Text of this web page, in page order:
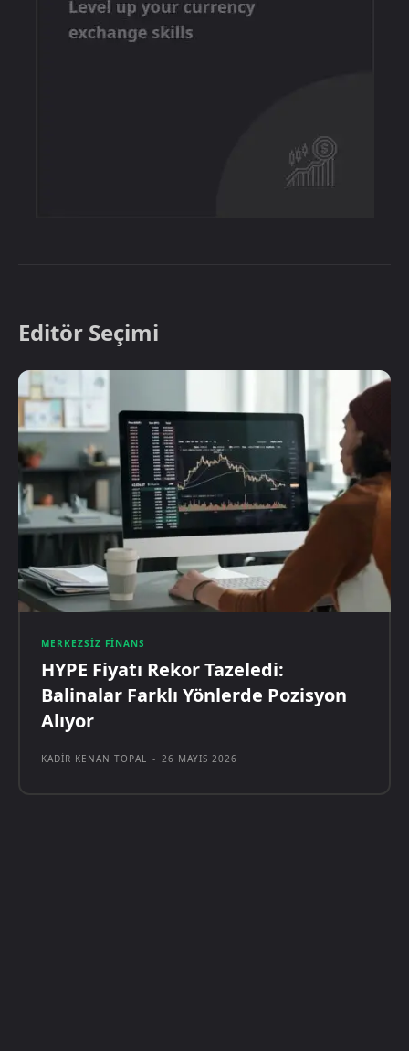
Editör Seçimi
MERKEZSIZ FINANS
HYPE Fiyatı Rekor Tazeledi:
Balinalar Farklı Yönlerde Pozisyon
Alıyor
KADIR KENAN TOPAL - 26 MAYIS 2026